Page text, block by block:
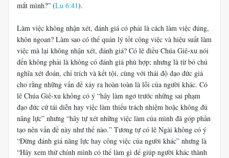
mắt mình?” (Lu 6:41).
Làm việc không nhận xét, đánh giá có phải là cách làm việc đúng,
khôn ngoan? Làm sao có thể quản lý tốt công việc và hiệu suất làm
việc mà lại không nhận xét, đánh giá? Có lẽ điều Chúa Giê-xu nói
đến không phải là không có đánh giá phù hợp; nhưng là từ bỏ chủ
nghĩa xét đoán, chỉ trích và kết tội, cùng với thái độ đạo đức giả
cho rằng những vấn đề xảy ra hoàn toàn là lỗi của người khác. Có
lẽ Chúa Giê-xu không có ý “hãy làm ngơ trước những sai phạm
đạo đức cứ tái diễn hay việc làm thiếu trách nhiệm hoặc không đủ
năng lực” nhưng “hãy tự xét những việc làm của mình đã góp phần
tạo nên vấn đề này như thế nào.” Tương tự có lẽ Ngài không có ý
“Đừng đánh giá năng lực hay công việc của người khác” nhưng là
“Hãy xem thử chính mình có thể làm gì để giúp người khác thành